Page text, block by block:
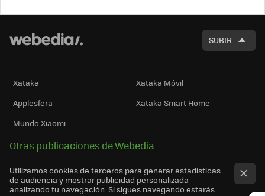
SUBIR
Xataka
Xataka Móvil
Applesfera
Xataka Smart Home
Mundo Xiaomi
Otras publicaciones de Webedia
Utilizamos cookies de terceros para generar estadísticas
de audiencia y mostrar publicidad personalizada
analizando tu navegación. Si sigues navegando estarás